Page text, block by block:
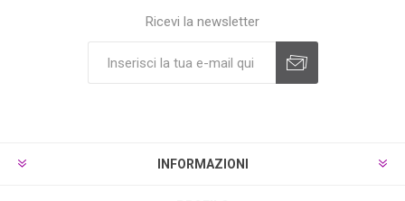
Ricevi la newsletter
INFORMAZIONI